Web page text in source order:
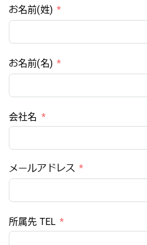
お名前(姓)
お名前(名)
会社名
メールアドレス
所属先 TEL